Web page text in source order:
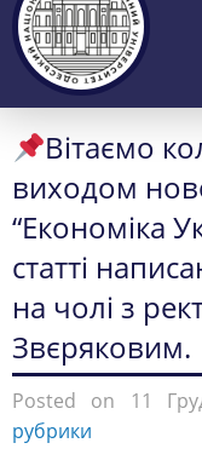
Вітаємо
виходом
“Економіка
статті
на чолі з
Звєряковим.
Posted on 11
рубрики